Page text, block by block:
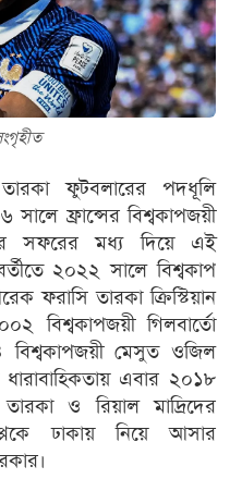
ফুটবলারের পদধূলি
ফ্রান্সের বিশ্বকাপজয়ী
সফরের মধ্য দিয়ে এই
২০২২ সালে বিশ্বকাপ
ফরাসি তারকা ক্রিস্টিয়ান
বিশ্বকাপজয়ী গিলবার্তো
বিশ্বকাপজয়ী মেসুত ওজিল
এবার ২০১৮
ও রিয়াল মাদ্রিদের
ঢাকায় নিয়ে আসার